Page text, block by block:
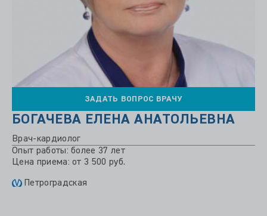
ЗАДАТЬ ВОПРОС ВРАЧУ
БОГАЧЕВА ЕЛЕНА АНАТОЛЬЕВНА
Врач-кардиолог
Опыт работы: более 37 лет
Цена приема: от 3 500 руб.
Петроградская